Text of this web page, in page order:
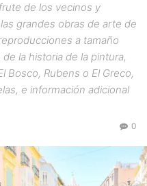
de los vecinos y
grandes obras de arte de
a tamaño
la historia de la pintura,
Bosco, Rubens o El Greco,
e información adicional
0